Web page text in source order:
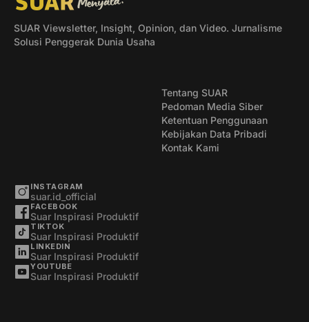
SUAR Viewsletter, Insight, Opinion, dan Video. Jurnalisme
Solusi Penggerak Dunia Usaha
Tentang SUAR
Pedoman Media Siber
Ketentuan Penggunaan
Kebijakan Data Pribadi
Kontak Kami
INSTAGRAM
suar.id_official
FACEBOOK
Suar Inspirasi Produktif
TIKTOK
Suar Inspirasi Produktif
LINKEDIN
Suar Inspirasi Produktif
YOUTUBE
Suar Inspirasi Produktif